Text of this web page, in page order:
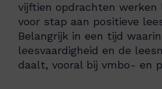
vijftien opdrachten werken
voor stap aan positieve
Belangrijk in een tijd
leesvaardigheid en de
daalt, vooral bij vmbo- en